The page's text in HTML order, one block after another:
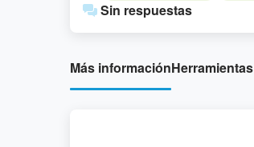
Sin respuestas
Más informaciónHerramientas